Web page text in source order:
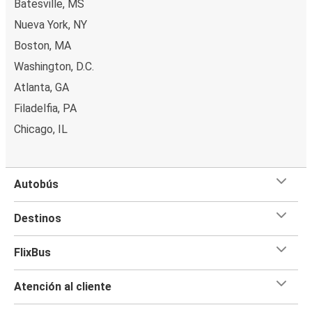
Batesville, MS
Nueva York, NY
Boston, MA
Washington, D.C.
Atlanta, GA
Filadelfia, PA
Chicago, IL
Autobús
Destinos
FlixBus
Atención al cliente